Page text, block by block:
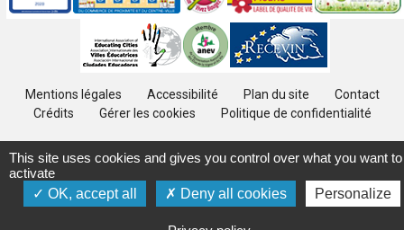
Mentions légales Accessibilité Plan du site
Contact
Crédits
Gérer les cookies Politique de confidentialité
This site uses cookies and gives you control over what you want to
activate
OK, accept all
Deny all cookies Personalize